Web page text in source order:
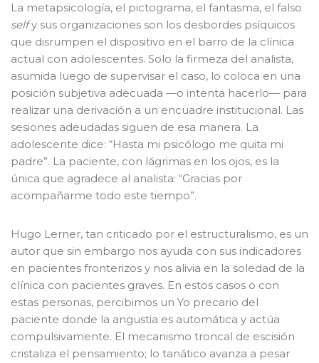
La metapsicología, el pictograma, el fantasma, el falso
selfy sus organizaciones son los desbordes psíquicos
que disrumpen el dispositivo en el barro de la clínica
actual con adolescentes. Solo la firmeza del analista,
asumida luego de supervisar el caso, lo coloca en una
posición subjetiva adecuada —o intenta hacerlo— para
realizar una derivación a un encuadre institucional. Las
sesiones adeudadas siguen de esa manera. La
adolescente dice: “Hasta mi psicólogo me quita mi
padre”. La paciente, con lágrimas en los ojos, es la
única que agradece al analista: “Gracias por
acompañarme todo este tiempo”.
Hugo Lerner, tan criticado por el estructuralismo, es un
autor que sin embargo nos ayuda con sus indicadores
en pacientes fronterizos y nos alivia en la soledad de la
clínica con pacientes graves. En estos casos o con
estas personas, percibimos un Yo precario del
paciente donde la angustia es automática y actúa
compulsivamente. El mecanismo troncal de escisión
cristaliza el pensamiento; lo tanático avanza a pesar